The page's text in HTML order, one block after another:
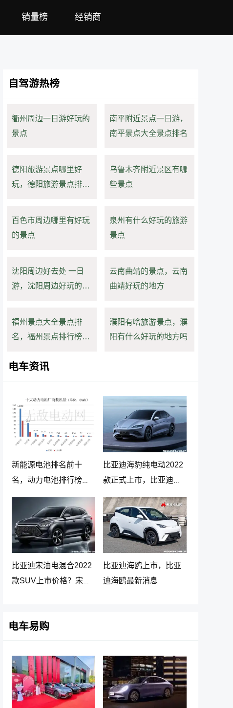
销量榜 经销商
自驾游热榜
衢州周边一日游好玩的
景点
南平附近景点一日游，
南平景点大全景点排名
德阳旅游景点哪里好
玩，德阳旅游景点排名
乌鲁木齐附近景区有哪
些景点
百色市周边哪里有好玩
的景点
泉州有什么好玩的旅游
景点
沈阳周边好去处 一日
游，沈阳周边好玩的地
云南曲靖的景点，云南
曲靖好玩的地方
福州景点大全景点排
名，福州景点排行榜前
濮阳有啥旅游景点，濮
阳有什么好玩的地方吗
电车资讯
新能源电池排名前十
名，动力电池排行榜前
十名
比亚迪海豹纯电动2022
款正式上市，比亚迪海
豹纯电动报价20.98万起
比亚迪宋油电混合2022
款SUV上市价格？宋
比亚迪海鸥上市，比亚
迪海鸥最新消息
电车易购